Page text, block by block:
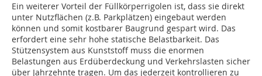
Ein weiterer Vorteil der Füllkörperrigolen ist, dass sie direkt
unter Nutzflächen (z.B. Parkplätzen) eingebaut werden
können und somit kostbarer Baugrund gespart wird. Das
erfordert eine sehr hohe statische Belastbarkeit. Das
Stützensystem aus Kunststoff muss die enormen
Belastungen aus Erdüberdeckung und Verkehrslasten sicher
über Jahrzehnte tragen. Um das jederzeit kontrollieren zu